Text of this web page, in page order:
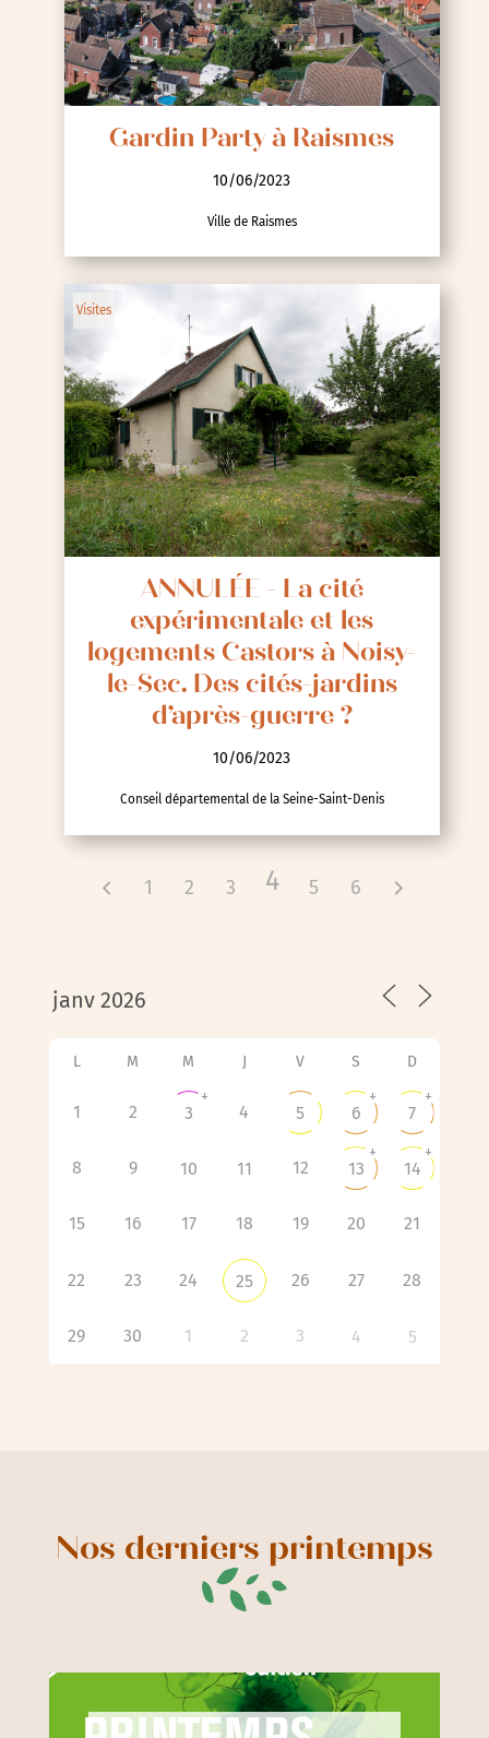
Gardin Party à Raismes
10/06/2023
Ville de Raismes
Visites
ANNULÉE - La cité
expérimentale et les
logements Castors à Noisy-
le-Sec. Des cités-jardins
d’après-guerre ?
10/06/2023
Conseil départemental de la Seine-Saint-Denis
1 2 3 4 5 6
L M M J V S D
1 2 3
+
4 5 6
+
7
+
8 9 10 11 12 13
+
14
+
15 16 17 18 19 20 21
22 23 24 25 26 27 28
29 30 1 2 3 4 5
Nos derniers printemps